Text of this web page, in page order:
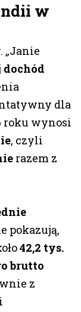
w
„Janie
dochód
dla
roku wynosi
, czyli
razem z
pokazują,
42,2 tys.
brutto
z